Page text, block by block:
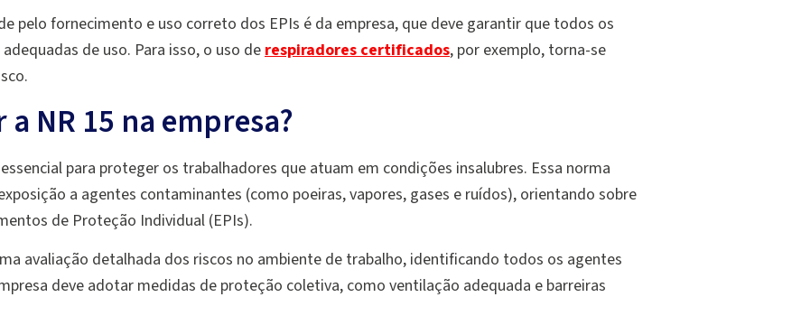
pelo fornecimento e uso correto dos EPIs é da empresa, que deve garantir que todos os
de uso. Para isso, o uso derespiradores certificados, por exemplo, torna-se
NR 15 na empresa?
para proteger os trabalhadores que atuam em condições insalubres. Essa norma
a agentes contaminantes (como poeiras, vapores, gases e ruídos), orientando sobre
de Proteção Individual (EPIs).
avaliação detalhada dos riscos no ambiente de trabalho, identificando todos os agentes
deve adotar medidas de proteção coletiva, como ventilação adequada e barreiras